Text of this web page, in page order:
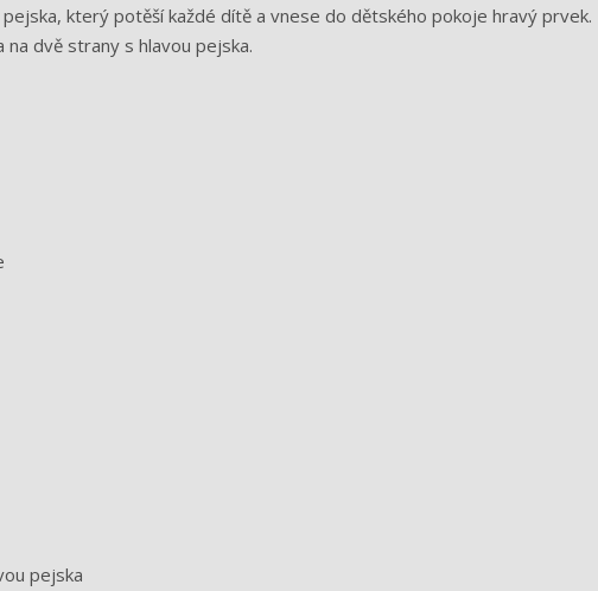
který potěší každé dítě a vnese do dětského pokoje hravý prvek.
dvě strany s hlavou pejska.
pejska